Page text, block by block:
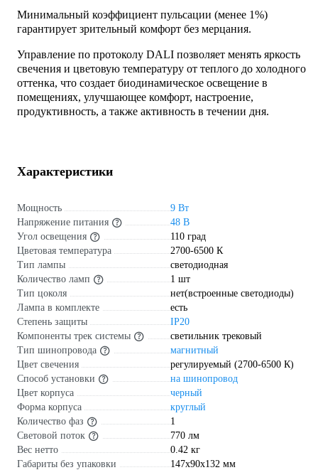
Минимальный коэффициент пульсации (менее 1%)
гарантирует зрительный комфорт без мерцания.
Управление по протоколу DALI позволяет менять яркость
свечения и цветовую температуру от теплого до холодного
оттенка, что создает биодинамическое освещение в
помещениях, улучшающее комфорт, настроение,
продуктивность, а также активность в течении дня.
Характеристики
Мощность
9 Вт
Напряжение питания
48 В
Угол освещения
110 град
Цветовая температура
2700-6500 К
Тип лампы
светодиодная
Количество ламп
1 шт
Тип цоколя
нет(встроенные светодиоды)
Лампа в комплекте
есть
Степень защиты
IP20
Компоненты трек системы
светильник трековый
Тип шинопровода
магнитный
Цвет свечения
регулируемый (2700-6500 К)
Способ установки
на шинопровод
Цвет корпуса
черный
Форма корпуса
круглый
Количество фаз
1
Световой поток
770 лм
Вес нетто
0.42 кг
Габариты без упаковки
147х90х132 мм